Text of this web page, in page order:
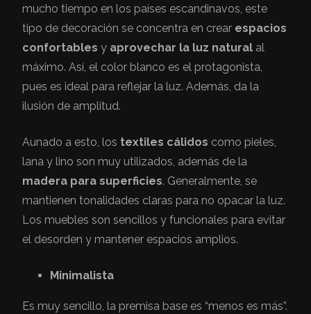
mucho tiempo en los países escandinavos, este
tipo de decoración se concentra en crear espacios
confortables y aprovechar la luz natural al
máximo. Así, el color blanco es el protagonista,
pues es ideal para reflejar la luz. Además, da la
ilusión de amplitud.
Aunado a esto, los textiles cálidos como pieles,
lana y lino son muy utilizados, además de la
madera para superficies. Generalmente, se
mantienen tonalidades claras para no opacar la luz.
Los muebles son sencillos y funcionales para evitar
el desorden y mantener espacios amplios.
Minimalista
Es muy sencillo, la premisa base es “menos es más”.